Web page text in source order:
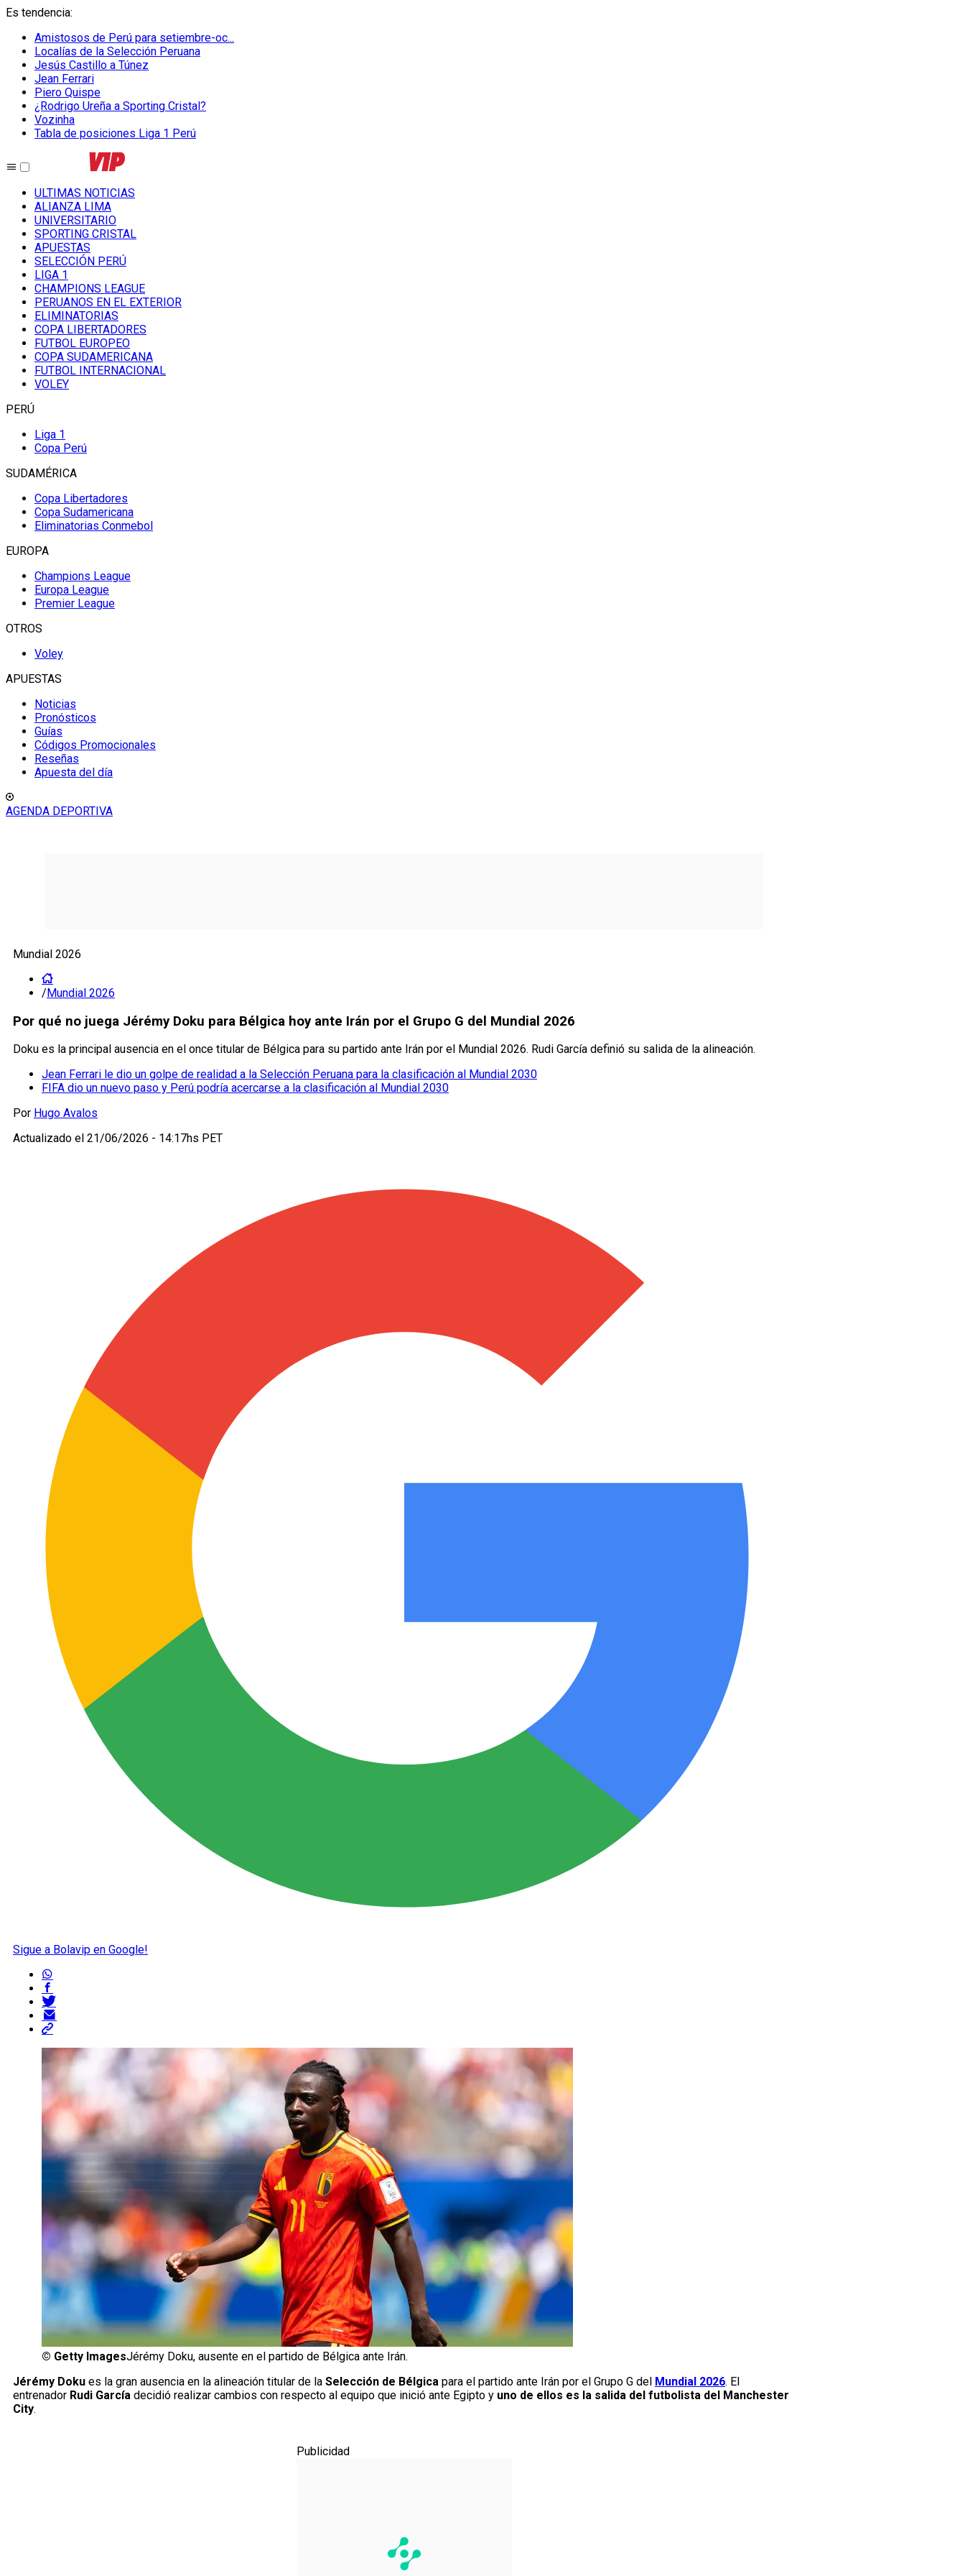
Es tendencia:
Amistosos de Perú para setiembre-oc...
Localías de la Selección Peruana
Jesús Castillo a Túnez
Jean Ferrari
Piero Quispe
¿Rodrigo Ureña a Sporting Cristal?
Vozinha
Tabla de posiciones Liga 1 Perú
ULTIMAS NOTICIAS
ALIANZA LIMA
UNIVERSITARIO
SPORTING CRISTAL
APUESTAS
SELECCIÓN PERÚ
LIGA 1
CHAMPIONS LEAGUE
PERUANOS EN EL EXTERIOR
ELIMINATORIAS
COPA LIBERTADORES
FUTBOL EUROPEO
COPA SUDAMERICANA
FUTBOL INTERNACIONAL
VOLEY
PERÚ
Liga 1
Copa Perú
SUDAMÉRICA
Copa Libertadores
Copa Sudamericana
Eliminatorias Conmebol
EUROPA
Champions League
Europa League
Premier League
OTROS
Voley
APUESTAS
Noticias
Pronósticos
Guías
Códigos Promocionales
Reseñas
Apuesta del día
AGENDA DEPORTIVA
Mundial 2026
/Mundial 2026
Por qué no juega Jérémy Doku para Bélgica hoy ante Irán por el Grupo G del Mundial 2026
Doku es la principal ausencia en el once titular de Bélgica para su partido ante Irán por el Mundial 2026. Rudi García definió su salida de la alineación.
Jean Ferrari le dio un golpe de realidad a la Selección Peruana para la clasificación al Mundial 2030
FIFA dio un nuevo paso y Perú podría acercarse a la clasificación al Mundial 2030
Por Hugo Avalos
Actualizado el 21/06/2026 - 14:17hs PET
Sigue a Bolavip en Google!
© Getty ImagesJérémy Doku, ausente en el partido de Bélgica ante Irán.
Jérémy Doku es la gran ausencia en la alineación titular de la Selección de Bélgica para el partido ante Irán por el Grupo G del Mundial 2026. El
entrenador Rudi García decidió realizar cambios con respecto al equipo que inició ante Egipto y uno de ellos es la salida del futbolista del Manchester
City.
Publicidad